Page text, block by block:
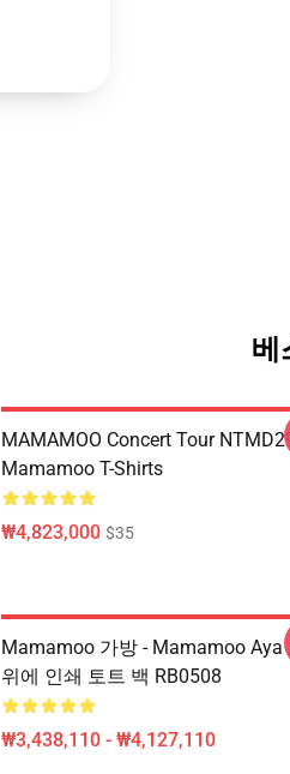
베
MAMAMOO Concert Tour
Mamamoo T-Shirts
₩4,823,000 $35
Mamamoo 가방 - Mamamoo Aya
위에 인쇄 토트 백 RB0508
₩3,438,110 - ₩4,127,110